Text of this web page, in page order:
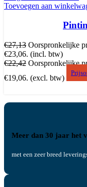
Toevoegen aan
€27,13 Oorspronkelijke
€23,06. (incl. btw)
€22,42 Oorspronkelijke
€19,06. (excl. btw)
Meer dan 30 jaar het
met een zeer breed